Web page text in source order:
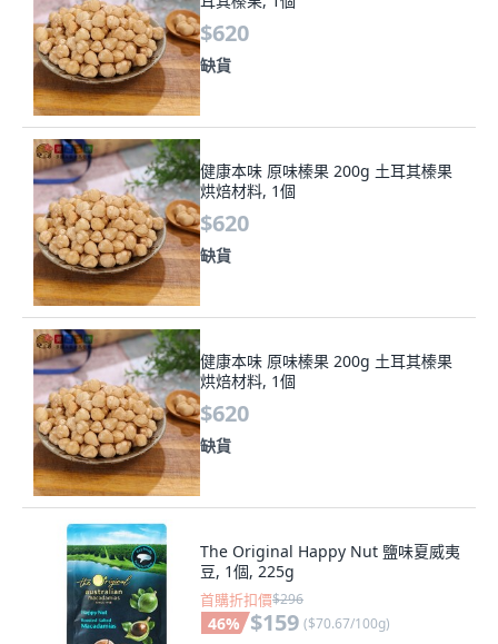
$620
缺貨
健康本味 原味榛果 200g 土耳其榛果
烘焙材料, 1個
$620
缺貨
健康本味 原味榛果 200g 土耳其榛果
烘焙材料, 1個
$620
缺貨
The Original Happy Nut 鹽味夏威夷
豆, 1個, 225g
首購折扣價$296
46% $159 ($70.67/100g)